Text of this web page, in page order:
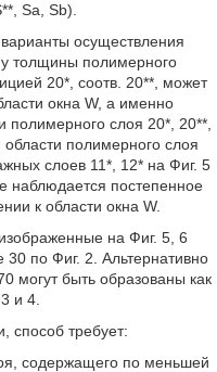
Sa, Sb).
осуществления
толщины полимерного
20*, соотв. 20**, может
окна W, а именно
полимерного слоя 20*, 20**,
полимерного слоя
слоев 11*, 12* на Фиг. 5
наблюдается постепенное
к области окна W.
на Фиг. 5, 6
30 по Фиг. 2. Альтернативно
могут быть образованы как
и 4.
способ требует:
содержащего по меньшей